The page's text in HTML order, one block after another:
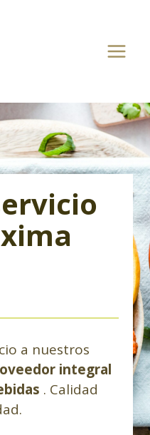
a nuestros
integral
. Calidad